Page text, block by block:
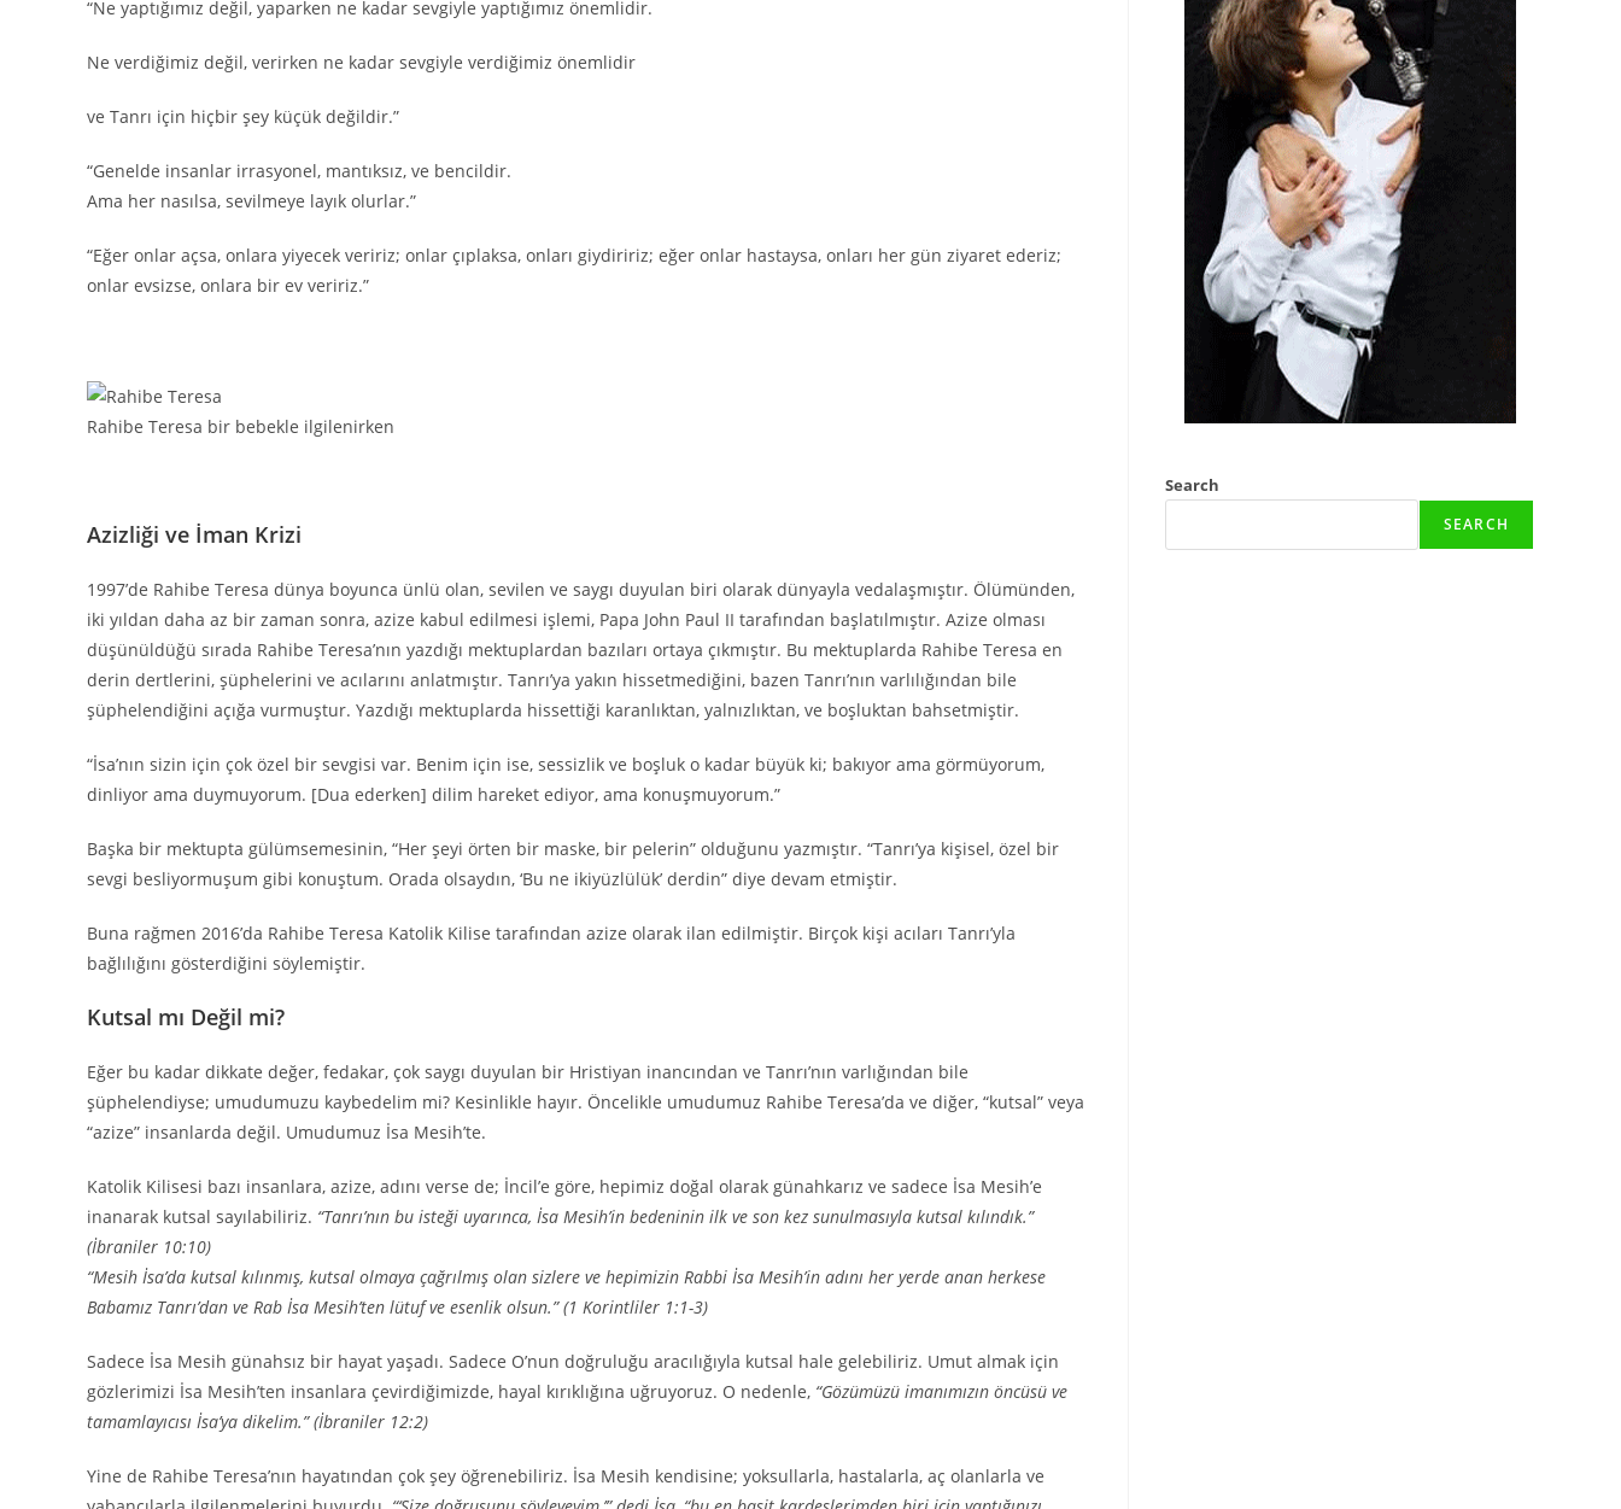
“Ne yaptığımız değil, yaparken ne kadar sevgiyle yaptığımız önemlidir.
Ne verdiğimiz değil, verirken ne kadar sevgiyle verdiğimiz önemlidir
ve Tanrı için hiçbir şey küçük değildir.”
“Genelde insanlar irrasyonel, mantıksız, ve bencildir.
Ama her nasılsa, sevilmeye layık olurlar.”
“Eğer onlar açsa, onlara yiyecek veririz; onlar çıplaksa, onları giydiririz; eğer onlar hastaysa, onları her gün ziyaret ederiz;
onlar evsizse, onlara bir ev veririz.”
Rahibe Teresa bir bebekle ilgilenirken
Azizliği ve İman Krizi
1997’de Rahibe Teresa dünya boyunca ünlü olan, sevilen ve saygı duyulan biri olarak dünyayla vedalaşmıştır. Ölümünden,
iki yıldan daha az bir zaman sonra, azize kabul edilmesi işlemi, Papa John Paul II tarafından başlatılmıştır. Azize olması
düşünüldüğü sırada Rahibe Teresa’nın yazdığı mektuplardan bazıları ortaya çıkmıştır. Bu mektuplarda Rahibe Teresa en
derin dertlerini, şüphelerini ve acılarını anlatmıştır. Tanrı’ya yakın hissetmediğini, bazen Tanrı’nın varlılığından bile
şüphelendiğini açığa vurmuştur. Yazdığı mektuplarda hissettiği karanlıktan, yalnızlıktan, ve boşluktan bahsetmiştir.
“İsa’nın sizin için çok özel bir sevgisi var. Benim için ise, sessizlik ve boşluk o kadar büyük ki; bakıyor ama görmüyorum,
dinliyor ama duymuyorum. [Dua ederken] dilim hareket ediyor, ama konuşmuyorum.”
Başka bir mektupta gülümsemesinin, “Her şeyi örten bir maske, bir pelerin” olduğunu yazmıştır. “Tanrı’ya kişisel, özel bir
sevgi besliyormuşum gibi konuştum. Orada olsaydın, ‘Bu ne ikiyüzlülük’ derdin” diye devam etmiştir.
Buna rağmen 2016’da Rahibe Teresa Katolik Kilise tarafından azize olarak ilan edilmiştir. Birçok kişi acıları Tanrı’yla
bağlılığını gösterdiğini söylemiştir.
Kutsal mı Değil mi?
Eğer bu kadar dikkate değer, fedakar, çok saygı duyulan bir Hristiyan inancından ve Tanrı’nın varlığından bile
şüphelendiyse; umudumuzu kaybedelim mi? Kesinlikle hayır. Öncelikle umudumuz Rahibe Teresa’da ve diğer, “kutsal” veya
“azize” insanlarda değil. Umudumuz İsa Mesih’te.
Katolik Kilisesi bazı insanlara, azize, adını verse de; İncil’e göre, hepimiz doğal olarak günahkarız ve sadece İsa Mesih’e
inanarak kutsal sayılabiliriz. “Tanrı’nın bu isteği uyarınca, İsa Mesih’in bedeninin ilk ve son kez sunulmasıyla kutsal kılındık.”
(İbraniler 10:10)
“Mesih İsa’da kutsal kılınmış, kutsal olmaya çağrılmış olan sizlere ve hepimizin Rabbi İsa Mesih’in adını her yerde anan herkese
Babamız Tanrı’dan ve Rab İsa Mesih’ten lütuf ve esenlik olsun.” (1 Korintliler 1:1-3)
Sadece İsa Mesih günahsız bir hayat yaşadı. Sadece O’nun doğruluğu aracılığıyla kutsal hale gelebiliriz. Umut almak için
gözlerimizi İsa Mesih’ten insanlara çevirdiğimizde, hayal kırıklığına uğruyoruz. O nedenle, “Gözümüzü imanımızın öncüsü ve
tamamlayıcısı İsa’ya dikelim.” (İbraniler 12:2)
Yine de Rahibe Teresa’nın hayatından çok şey öğrenebiliriz. İsa Mesih kendisine; yoksullarla, hastalarla, aç olanlarla ve
Search
SEARCH